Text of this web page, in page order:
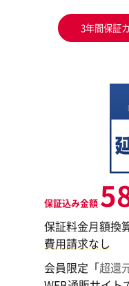
3年間保証
保証込み金額
保証料金月額換
費用請求なし
会員限定「超還